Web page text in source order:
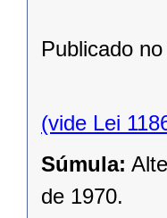
Publicado
(vide Lei
Súmula:
de 1970.